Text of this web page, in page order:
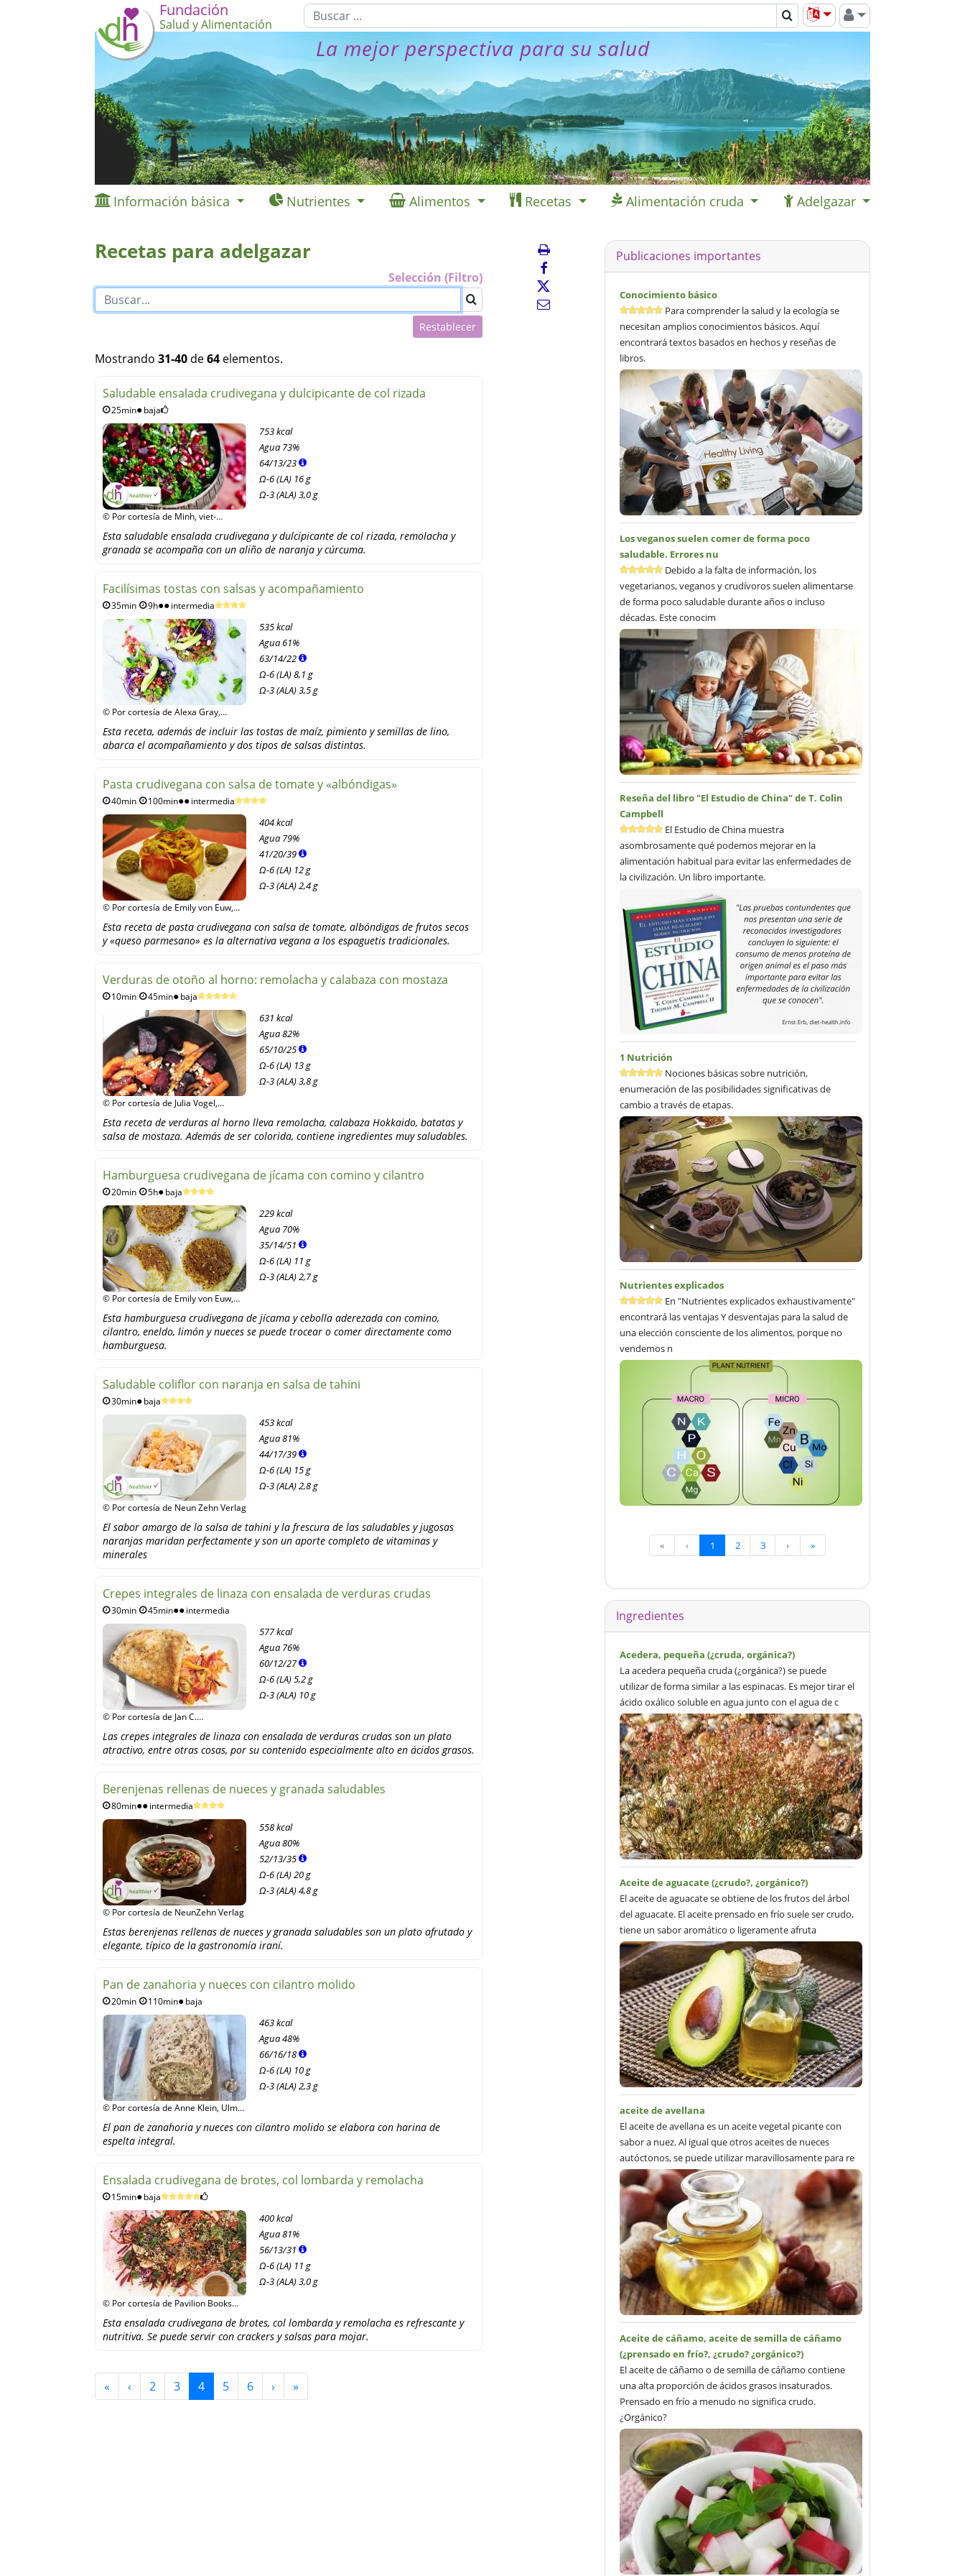
Fundación
Salud y Alimentación
La mejor perspectiva para su salud
Información básica Nutrientes Alimentos Recetas Alimentación cruda Adelgazar
Recetas para adelgazar
Selección (Filtro)
Restablecer
Mostrando 31-40 de64 elementos.
Saludable ensalada crudivegana y dulcipicante de col rizada
25min baja
© Por cortesía de Minh, viet-
753 kcal
Agua 73%
64/13/23
Ω-6 (LA) 16 g
Ω-3 (ALA) 3,0 g
Esta saludable ensalada crudivegana y dulcipicante de col rizada, remolacha y
granada se acompaña con un aliño de naranja y cúrcuma.
Facilísimas tostas con salsas y acompañamiento
35min 9h intermedia
© Por cortesía de Alexa Gray,
535 kcal
Agua61%
63/14/22
Ω-6 (LA) 8,1 g
Ω-3 (ALA) 3,5 g
Esta receta, además de incluir las tostas de maíz, pimiento y semillas de lino,
abarca el acompañamiento y dos tipos de salsas distintas.
Pasta crudivegana con salsa de tomate y «albóndigas»
40min 100min intermedia
© Por cortesía de Emily von Euw,
404 kcal
Agua 79%
41/20/39
Ω-6 (LA) 12 g
Ω-3 (ALA) 2,4 g
Esta receta de pasta crudivegana con salsa de tomate, albóndigas de frutos secos
y «queso parmesano» es la alternativa vegana a los espaguetis tradicionales.
Verduras de otoño al horno: remolacha y calabaza con mostaza
10min 45min baja
© Por cortesía de Julia Vogel,
631 kcal
Agua82%
65/10/25
Ω-6 (LA) 13 g
Ω-3 (ALA) 3,8 g
Esta receta de verduras al horno lleva remolacha, calabaza Hokkaido, batatas y
salsa de mostaza. Además de ser colorida, contiene ingredientes muy saludables.
Hamburguesa crudivegana de jícama con comino y cilantro
20min 5h baja
© Por cortesía de Emily von Euw,
229 kcal
Agua 70%
35/14/51
Ω-6 (LA) 11 g
Ω-3 (ALA) 2,7 g
Esta hamburguesa crudivegana de jícama y cebolla aderezada con comino,
cilantro, eneldo, limón y nueces se puede trocear o comer directamente como
hamburguesa.
Saludable coliflor con naranja en salsa de tahini
30min baja
© Por cortesía de Neun Zehn Verlag
453 kcal
Agua81%
44/17/39
Ω-6 (LA) 15 g
Ω-3 (ALA) 2,8 g
El sabor amargo de la salsa de tahini y la frescura de las saludables y jugosas
naranjas maridan perfectamente y son un aporte completo de vitaminas y
minerales
Crepes integrales de linaza con ensalada de verduras crudas
30min 45min intermedia
© Por cortesía de Jan C.
Verlag
577 kcal
Agua 76%
60/12/27
Ω-6 (LA) 5,2 g
Ω-3 (ALA) 10 g
Las crepes integrales de linaza con ensalada de verduras crudas son un plato
atractivo, entre otras cosas, por su contenido especialmente alto en ácidos grasos.
Berenjenas rellenas de nueces y granada saludables
80min intermedia
© Por cortesía de NeunZehn Verlag
558 kcal
Agua80%
52/13/35
Ω-6 (LA) 20 g
Ω-3 (ALA) 4,8 g
Estas berenjenas rellenas de nueces y granada saludables son un plato afrutado y
elegante, típico de la gastronomía iraní.
Pan de zanahoria y nueces con cilantro molido
20min 110min baja
© Por cortesía de Anne Klein, Ulmer
463 kcal
Agua48%
66/16/18
Ω-6 (LA) 10 g
Ω-3 (ALA) 2,3 g
El pan de zanahoria y nueces con cilantro molido se elabora con harina de
espelta integral.
Ensalada crudivegana de brotes, col lombarda y remolacha
15min baja
© Por cortesía de Pavilion Books
Company Ltd
400 kcal
Agua81%
56/13/31
Ω-6 (LA) 11 g
Ω-3 (ALA) 3,0 g
Esta ensalada crudivegana de brotes, col lombarda y remolacha es refrescante y
nutritiva. Se puede servir con crackers y salsas para mojar.
« ‹ 2 3 4 5 6 › »
Publicaciones importantes
Conocimiento básico
Para comprender la salud y la ecología se
necesitan amplios conocimientos básicos. Aquí
encontrará textos basados en hechos y reseñas de
libros.
Los veganos suelen comer de forma poco
saludable. Errores nu
Debido a la falta de información, los
vegetarianos, veganos y crudívoros suelen alimentarse
de forma poco saludable durante años o incluso
décadas. Este conocim
Reseña del libro "El Estudio de China" de T. Colin
Campbell
El Estudio de China muestra
asombrosamente qué podemos mejorar en la
alimentación habitual para evitar las enfermedades de
la civilización. Un libro importante.
1 Nutrición
Nociones básicas sobre nutrición,
enumeración de las posibilidades significativas de
cambio a través de etapas.
Nutrientes explicados
En "Nutrientes explicados exhaustivamente"
encontrará las ventajas Y desventajas para la salud de
una elección consciente de los alimentos, porque no
vendemos n
« ‹ 1 2 3 › »
Ingredientes
Acedera, pequeña (¿cruda, orgánica?)
La acedera pequeña cruda (¿orgánica?) se puede
utilizar de forma similar a las espinacas. Es mejor tirar el
ácido oxálico soluble en agua junto con el agua de c
Aceite de aguacate (¿crudo?, ¿orgánico?)
El aceite de aguacate se obtiene de los frutos del árbol
del aguacate. El aceite prensado en frío suele ser crudo,
tiene un sabor aromático o ligeramente afruta
aceite de avellana
El aceite de avellana es un aceite vegetal picante con
sabor a nuez. Al igual que otros aceites de nueces
autóctonos, se puede utilizar maravillosamente para re
Aceite de cáñamo, aceite de semilla de cáñamo
(¿prensado en frío?, ¿crudo? ¿orgánico?)
El aceite de cáñamo o de semilla de cáñamo contiene
una alta proporción de ácidos grasos insaturados.
Prensado en frío a menudo no significa crudo.
¿Orgánico?